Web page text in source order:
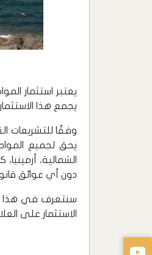
يعتبر استثمار
يجمع هذا
وفقًا للتشريعات
يحق لجميع
الشمالية،
دون أي عوائق
سنتعرف في هذا
الاستثمار على